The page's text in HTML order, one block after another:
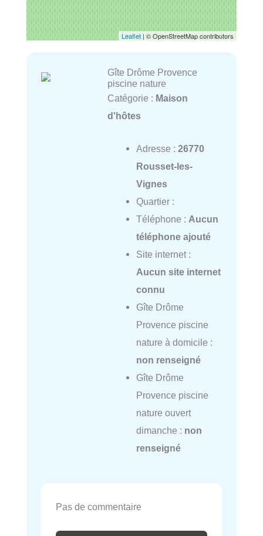
Leaflet | © OpenStreetMap contributors
Gîte Drôme Provence
piscine nature
Catégorie : Maison
d'hôtes
Adresse : 26770
Rousset-les-
Vignes
Quartier :
Téléphone : Aucun
téléphone ajouté
Site internet :
Aucun site internet
connu
Gîte Drôme
Provence piscine
nature à domicile :
non renseigné
Gîte Drôme
Provence piscine
nature ouvert
dimanche : non
renseigné
Pas de commentaire